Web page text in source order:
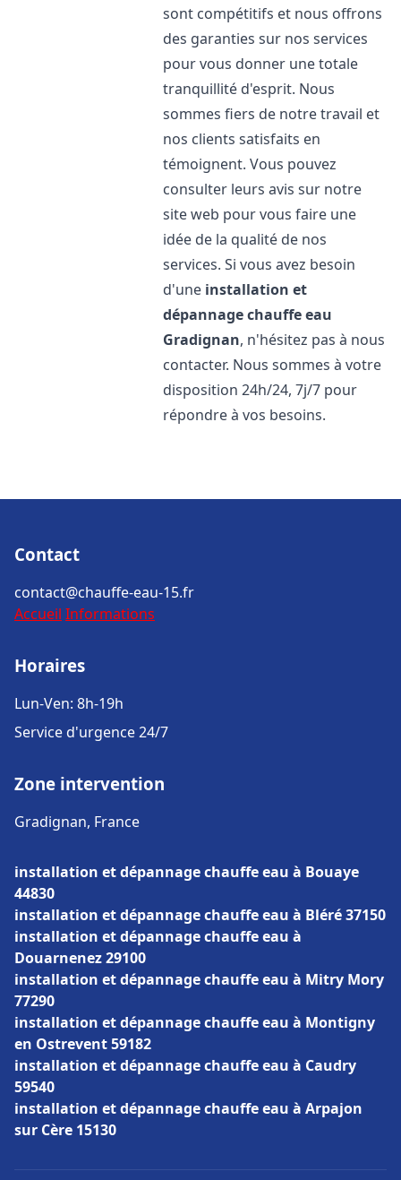
sont compétitifs et nous offrons
des garanties sur nos services
pour vous donner une totale
tranquillité d'esprit. Nous
sommes fiers de notre travail et
nos clients satisfaits en
témoignent. Vous pouvez
consulter leurs avis sur notre
site web pour vous faire une
idée de la qualité de nos
services. Si vous avez besoin
d'une installation et
dépannage chauffe eau
Gradignan, n'hésitez pas à nous
contacter. Nous sommes à votre
disposition 24h/24, 7j/7 pour
répondre à vos besoins.
Contact
contact@chauffe-eau-15.fr
Accueil Informations
Horaires
Lun-Ven: 8h-19h
Service d'urgence 24/7
Zone intervention
Gradignan, France
installation et dépannage chauffe eau à Bouaye
44830
installation et dépannage chauffe eau à Bléré 37150
installation et dépannage chauffe eau à
Douarnenez 29100
installation et dépannage chauffe eau à Mitry Mory
77290
installation et dépannage chauffe eau à Montigny
en Ostrevent 59182
installation et dépannage chauffe eau à Caudry
59540
installation et dépannage chauffe eau à Arpajon
sur Cère 15130